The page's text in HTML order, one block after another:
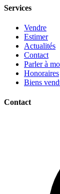
Services
Vendre
Estimer
Actualités
Contact
Parler à
Honoraires
Biens
Contact